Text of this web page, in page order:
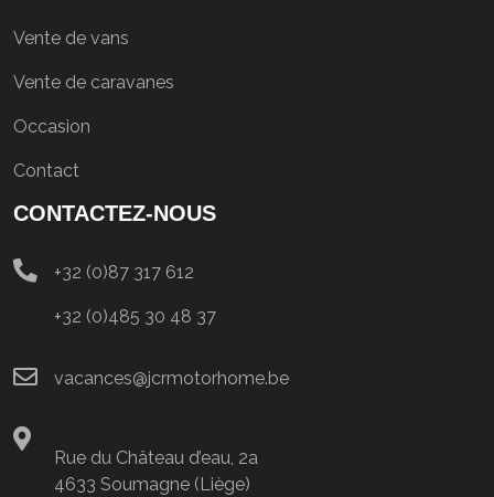
Vente de vans
Vente de caravanes
Occasion
Contact
CONTACTEZ-NOUS
+32 (0)87 317 612
+32 (0)485 30 48 37
vacances@jcrmotorhome.be
Rue du Château d’eau, 2a
4633 Soumagne (Liège)